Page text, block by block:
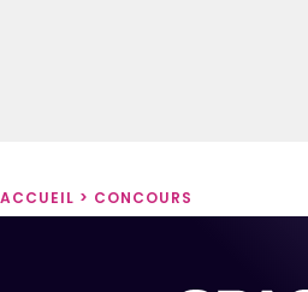
ACCUEIL > CONCOURS